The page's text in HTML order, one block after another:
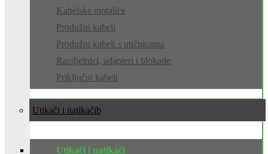
Kabelske motalice
Produžni kabeli
Produžni kabeli s utičnicama
Razdjelnici, adapteri i blokade
Priključni kabeli
Utikači i natikači
Utikači i natikači